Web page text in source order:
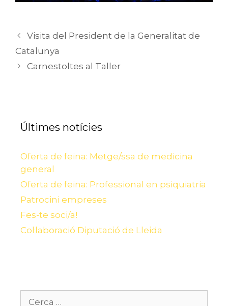
Visita del President de la Generalitat de
Catalunya
Carnestoltes al Taller
Últimes notícies
Oferta de feina: Metge/ssa de medicina
general
Oferta de feina: Professional en psiquiatria
Patrocini empreses
Fes-te soci/a!
Col·laboració Diputació de Lleida